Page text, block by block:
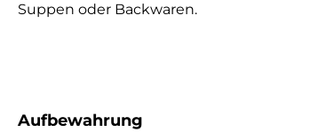
Suppen oder Backwaren.
Aufbewahrung